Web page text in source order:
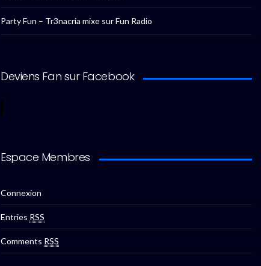
Party Fun – Tr3nacria mixe sur Fun Radio
Deviens Fan sur Facebook
Espace Membres
Connexion
Entries RSS
Comments RSS